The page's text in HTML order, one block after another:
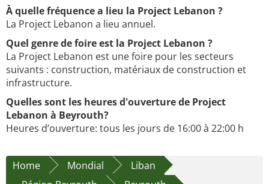
À quelle fréquence a lieu la Project Lebanon ?
La Project Lebanon a lieu annuel.
Quel genre de foire est la Project Lebanon ?
La Project Lebanon est une foire pour les secteurs
suivants : construction, matériaux de construction et
infrastructure.
Quelles sont les heures d'ouverture de Project
Lebanon à Beyrouth?
Heures d’ouverture: tous les jours de 16:00 à 22:00 h
Home Mondial
Liban